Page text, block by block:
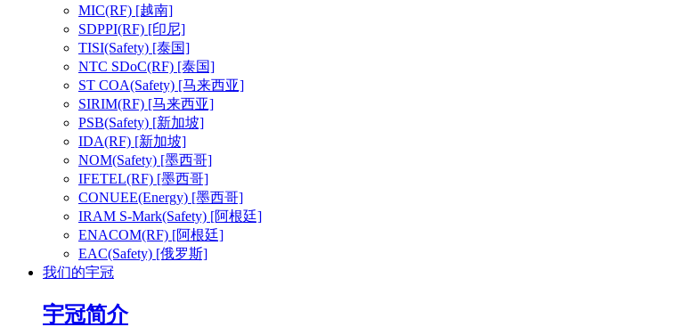
MIC(RF) [越南]
SDPPI(RF) [印尼]
TISI(Safety) [泰国]
NTC SDoC(RF) [泰国]
ST COA(Safety) [马来西亚]
SIRIM(RF) [马来西亚]
PSB(Safety) [新加坡]
IDA(RF) [新加坡]
NOM(Safety) [墨西哥]
IFETEL(RF) [墨西哥]
CONUEE(Energy) [墨西哥]
IRAM S-Mark(Safety) [阿根廷]
ENACOM(RF) [阿根廷]
EAC(Safety) [俄罗斯]
我们的宇冠
宇冠简介